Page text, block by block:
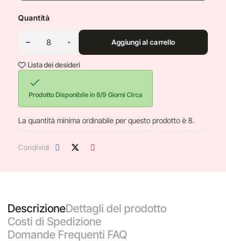
Quantità
Aggiungi al carrello
Lista dei desideri

Prodotto Disponibile in 8/9 Giorni Circa
La quantità minima ordinabile per questo prodotto è 8.
Condividi
DescrizioneDettagli del prodotto
Costi di Spedizione
Domande Frequenti FAQ